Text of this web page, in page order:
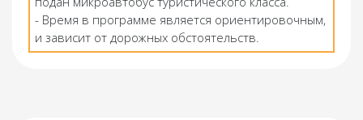
- Время в программе является ориентировочным,
и зависит от дорожных обстоятельств.